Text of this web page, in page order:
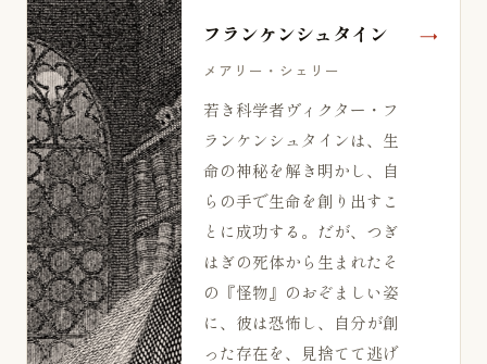
フランケンシュタイン
メアリー・シェリー
若き科学者ヴィクター・フ
ランケンシュタインは、生
命の神秘を解き明かし、自
らの手で生命を創り出すこ
とに成功する。だが、つぎ
はぎの死体から生まれたそ
の『怪物』のおぞましい姿
に、彼は恐怖し、自分が創
った存在を、見捨てて逃げ